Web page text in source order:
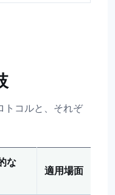
トコルと、それぞ
な
適用場面